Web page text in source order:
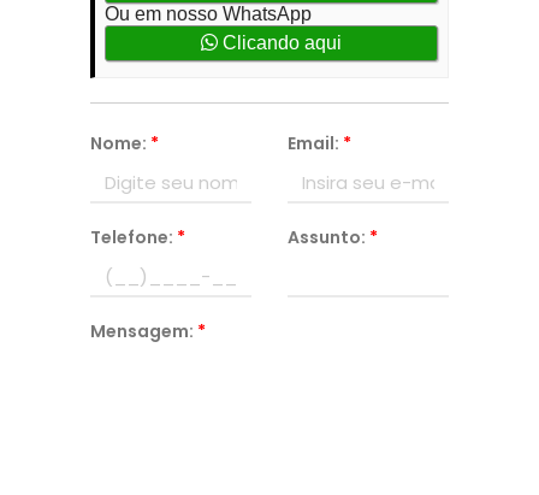
Ou em nosso WhatsApp
Clicando aqui
Nome: * Email: *
Telefone: * Assunto: *
Mensagem: *